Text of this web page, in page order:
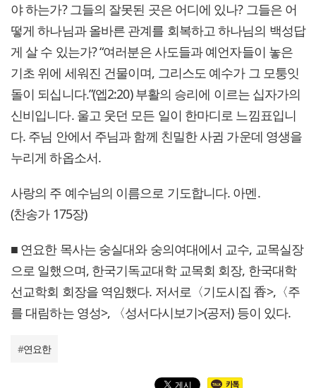
야 하는가? 그들의 잘못된 곳은 어디에 있나? 그들은 어
떻게 하나님과 올바른 관계를 회복하고 하나님의 백성답
게 살 수 있는가? “여러분은 사도들과 예언자들이 놓은
기초 위에 세워진 건물이며, 그리스도 예수가 그 모퉁잇
돌이 되십니다.”(엡2:20) 부활의 승리에 이르는 십자가의
신비입니다. 울고 웃던 모든 일이 한마디로 느낌표입니
다. 주님 안에서 주님과 함께 친밀한 사귐 가운데 영생을
누리게 하옵소서.
사랑의 주 예수님의 이름으로 기도합니다. 아멘.
(찬송가 175장)
■ 연요한 목사는 숭실대와 숭의여대에서 교수, 교목실장
으로 일했으며, 한국기독교대학 교목회 회장, 한국대학
선교학회 회장을 역임했다. 저서로〈기도시집 香>,〈주
를 대림하는 영성>, 〈성서다시보기>(공저) 등이 있다.
#연요한